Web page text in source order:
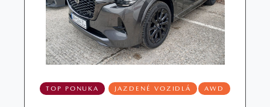
TOP PONUKA JAZDENÉ VOZIDLÁ AWD